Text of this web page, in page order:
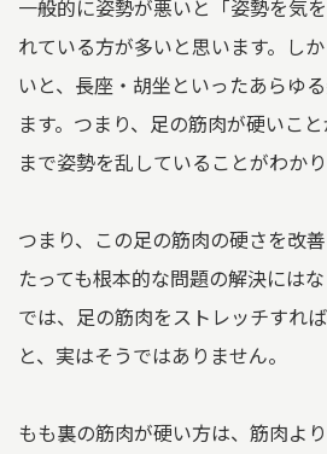
一般的に姿勢が悪いと「姿勢を気
れている方が多いと思います。し
いと、長座・胡坐といったあらゆ
ます。つまり、足の筋肉が硬いこ
まで姿勢を乱していることがわかり
つまり、この足の筋肉の硬さを改
たっても根本的な問題の解決にはな
では、足の筋肉をストレッチすれ
と、実はそうではありません。
もも裏の筋肉が硬い方は、筋肉よ